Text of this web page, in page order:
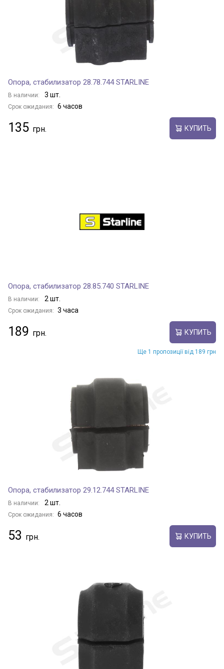
Опора, стабилизатор 28.78.744 STARLINE
В наличии: 3 шт.
Срок ожидания: 6 часов
135 КУПИТЬ
Опора, стабилизатор 28.85.740 STARLINE
В наличии: 2 шт.
Срок ожидания: 3 часа
189 КУПИТЬ
Ще 1 пропозиції від 189 грн
Опора, стабилизатор 29.12.744 STARLINE
В наличии: 2 шт.
Срок ожидания: 6 часов
53 КУПИТЬ